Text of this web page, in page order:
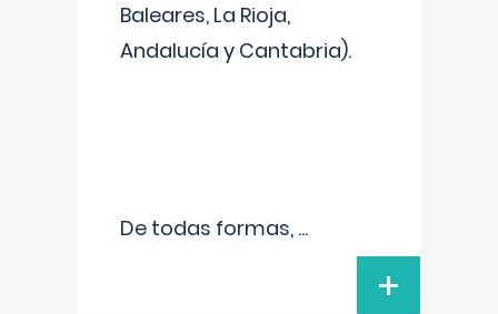
Baleares, La Rioja,
Andalucía y Cantabria).
De todas formas, ...
+